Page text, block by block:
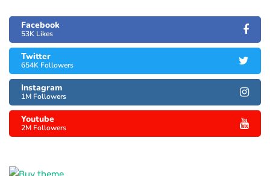
Facebook
53K Likes
Twitter
654K Followers
Instagram
1M Followers
Youtube
2M Followers